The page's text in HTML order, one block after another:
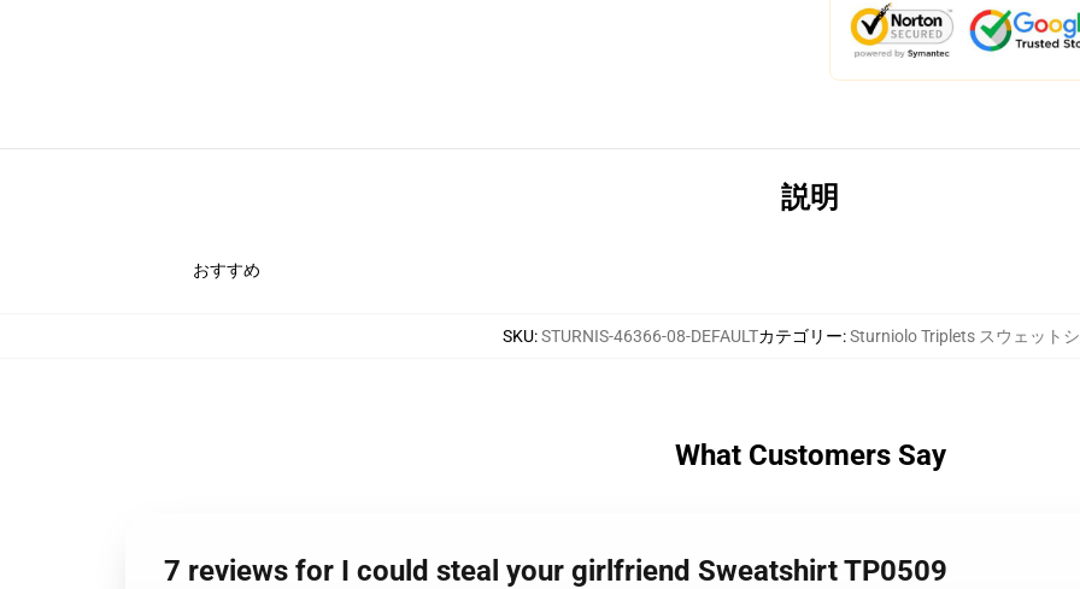
説明
おすすめ
SKU:STURNIS-46366-08-DEFAULTカテゴリー:Sturniolo Triplets スウェット
What Customers Say
7 reviews for I could steal your girlfriend Sweatshirt TP0509